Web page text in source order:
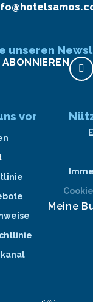
unseren
ABONNIEREN
vor
Meine